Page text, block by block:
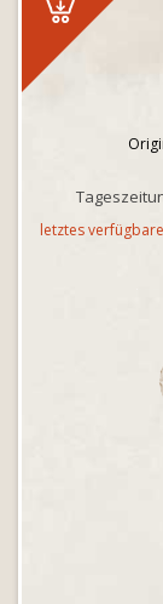
letztes